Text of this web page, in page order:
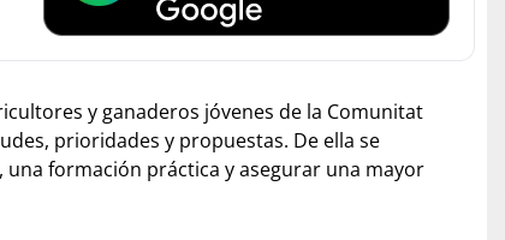
y ganaderos jóvenes de la Comunitat
prioridades y propuestas. De ella se
formación práctica y asegurar una mayor